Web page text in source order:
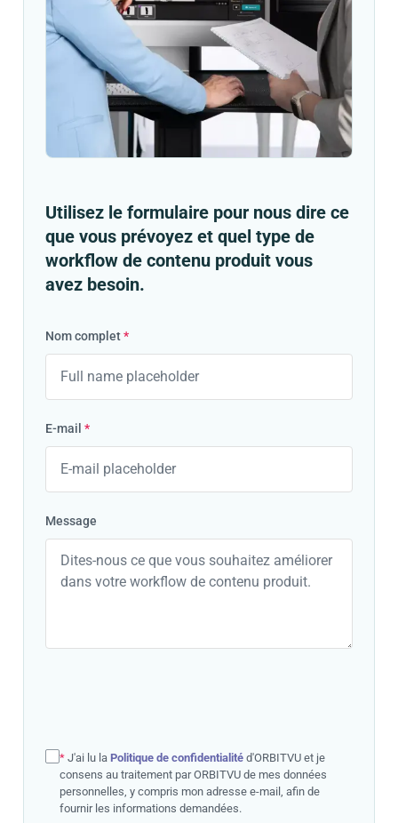
Utilisez le formulaire pour nous dire ce
que vous prévoyez et quel type de
workflow de contenu produit vous
avez besoin.
Nom complet*
E-mail *
Message
* J'ai lu la Politique de confidentialité d'ORBITVU et je
consens au traitement par ORBITVU de mes données
personnelles, y compris mon adresse e-mail, afin de
fournir les informations demandées.